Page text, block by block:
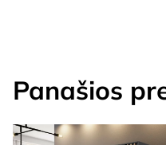
Panašios